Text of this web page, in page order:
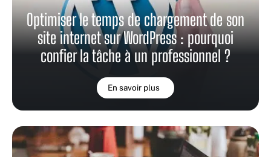
Optimiser le temps de chargement de son
site internet sur WordPress : pourquoi
confier la tâche à un professionnel ?
En savoir plus